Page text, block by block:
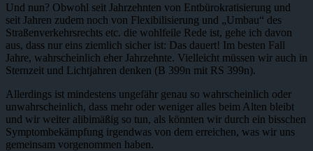
Und nun? Obwohl seit Jahrzehnten von Entbürokratisierung und
seit Jahren zudem noch von Flexibilisierung und „Umbau“ des
Straßenverkehrsrechts etc. die wohlfeile Rede ist, gehe ich davon
aus, dass nur eins ziemlich sicher ist: Das dauert! Im besten Fall
Jahre, wahrscheinlich eher Jahrzehnte. Vielleicht müssen wir auch in
Sternzeit und Lichtjahren denken (B 399n mit RS 399n).
Allerdings ist mindestens ungefähr genau so wahrscheinlich oder
unwahrscheinlich, dass mehr oder weniger alles beim Alten bleibt
und wir weiter alibimäßig so tun, als könnten wir durch ein bisschen
Symptombekämpfung irgendwas von dem erreichen, was wir uns
gemeinsam vorgenommen haben.